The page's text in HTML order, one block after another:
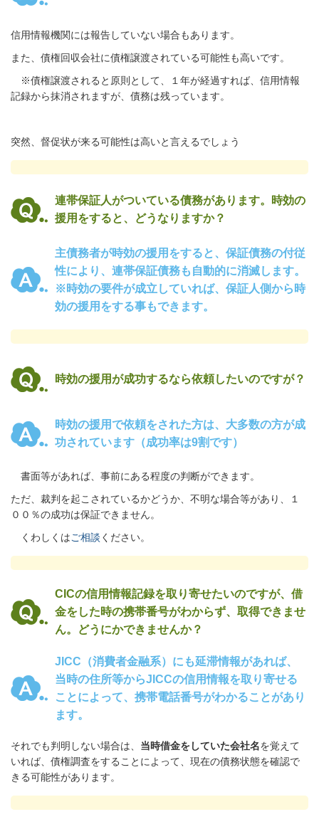
信用情報機関には報告していない場合もあります。
また、債権回収会社に債権譲渡されている可能性も高いです。
※債権譲渡されると原則として、１年が経過すれば、信用情報
記録から抹消されますが、債務は残っています。
突然、督促状が来る可能性は高いと言えるでしょう
連帯保証人がついている債務があります。時効の
援用をすると、どうなりますか？
主債務者が時効の援用をすると、保証債務の付従
性により、連帯保証債務も自動的に消滅します。
※時効の要件が成立していれば、保証人側から時
効の援用をする事もできます。
時効の援用が成功するなら依頼したいのですが？
時効の援用で依頼をされた方は、大多数の方が成
功されています（成功率は9割です）
書面等があれば、事前にある程度の判断ができます。
ただ、裁判を起こされているかどうか、不明な場合等があり、１
００％の成功は保証できません。
くわしくはご相談 ください。
CICの信用情報記録を取り寄せたいのですが、借
金をした時の携帯番号がわからず、取得できませ
ん。どうにかできませんか？
JICC（消費者金融系）にも延滞情報があれば、
当時の住所等からJICCの信用情報を取り寄せる
ことによって、携帯電話番号がわかることがあり
ます。
それでも判明しない場合は、 当時借金をしていた会社名を覚えて
いれば、債権調査をすることによって、現在の債務状態を確認で
きる可能性があります。